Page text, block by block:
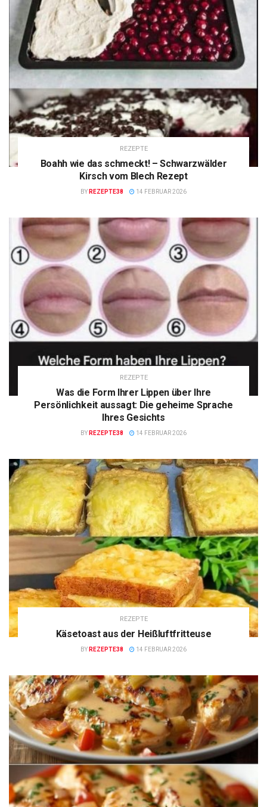
REZEPTE
Boahh wie das schmeckt! – Schwarzwälder
Kirsch vom Blech Rezept
BY REZEPTE38 14 FEBRUAR 2026
REZEPTE
Was die Form Ihrer Lippen über Ihre
Persönlichkeit aussagt: Die geheime Sprache
Ihres Gesichts
BY REZEPTE38 14 FEBRUAR 2026
REZEPTE
Käsetoast aus der Heißluftfritteuse
BY REZEPTE38 14 FEBRUAR 2026